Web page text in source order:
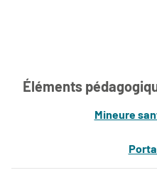
Éléments
Mineure